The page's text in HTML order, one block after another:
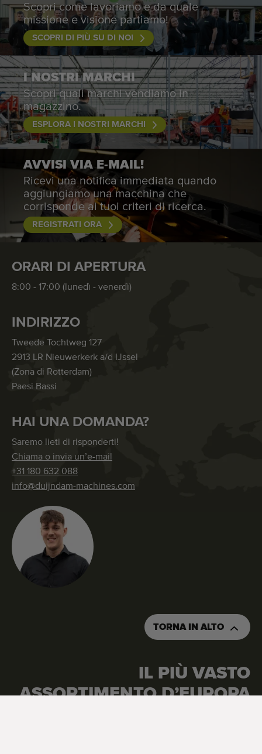
Scopri come lavoriamo e da quale
missione e visione partiamo!
SCOPRI DI PIÙ SU DI NOI
I NOSTRI MARCHI
Scopri quali marchi vendiamo in
magazzino.
ESPLORA I NOSTRI MARCHI
AVVISI VIA E-MAIL!
Ricevi una notifica immediata quando
aggiungiamo una macchina che
corrisponde ai tuoi criteri di ricerca.
REGISTRATI ORA
ORARI DI APERTURA
8:00 - 17:00 (lunedì - venerdì)
INDIRIZZO
Tweede Tochtweg 127
2913 LR Nieuwerkerk a/d IJssel
(Zona di Rotterdam)
Paesi Bassi
HAI UNA DOMANDA?
Saremo lieti di risponderti!
Chiama o invia un’e-mail
+31 180 632 088
info@duijndam-machines.com
TORNA IN ALTO
IL PIÙ VASTO
ASSORTIMENTO D’EUROPA